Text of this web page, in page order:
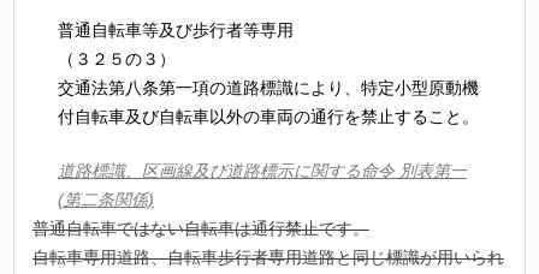
普通自転車等及び歩行者等専用
（３２５の３）
交通法第八条第一項の道路標識により、特定小型原動機
付自転車及び自転車以外の車両の通行を禁止すること。
道路標識、区画線及び道路標示に関する命令 別表第一
(第二条関係)
普通自転車ではない自転車は通行禁止です。
自転車専用道路、自転車歩行者専用道路と同じ標識が用いられ